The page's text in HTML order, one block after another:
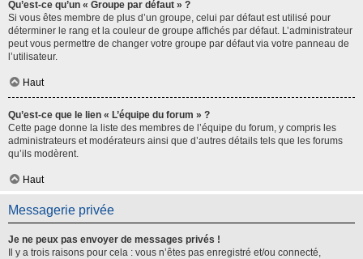
Qu’est-ce qu’un « Groupe par défaut » ?
Si vous êtes membre de plus d’un groupe, celui par défaut est utilisé pour
déterminer le rang et la couleur de groupe affichés par défaut. L’administrateur
peut vous permettre de changer votre groupe par défaut via votre panneau de
l’utilisateur.
Haut
Qu’est-ce que le lien « L’équipe du forum » ?
Cette page donne la liste des membres de l’équipe du forum, y compris les
administrateurs et modérateurs ainsi que d’autres détails tels que les forums
qu’ils modèrent.
Haut
Messagerie privée
Je ne peux pas envoyer de messages privés !
Il y a trois raisons pour cela : vous n’êtes pas enregistré et/ou connecté,